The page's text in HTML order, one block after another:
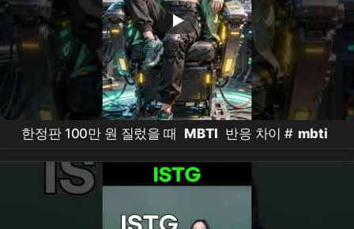
한정판 100만 원 질렀을 때 MBTI 반응 차이 # mbti